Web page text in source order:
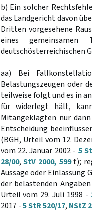
b) Ein solcher
das Landgericht davon
Dritten vorgesehene
eines
deutschösterreichischen
aa) Bei
Belastungszeugen oder
teilweise folgt und es in
für widerlegt hält,
Mitangeklagten nur
Entscheidung
(BGH, Urteil vom 12.
vom 22. Januar 2002 - 5
28/00,StV 2000, 599f.);
Aussage oder Einlassung
der belastenden
Urteil vom 29. Juli 1998 -
2017 -5 StR 520/17, NStZ